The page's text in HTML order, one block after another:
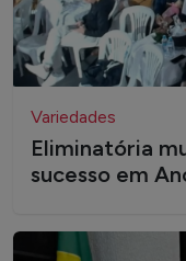
Variedades
Eliminatória
sucesso em